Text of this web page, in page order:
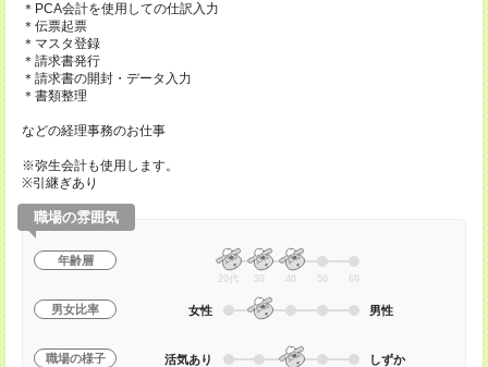
＊PCA会計を使用しての仕訳入力
＊伝票起票
＊マスタ登録
＊請求書発行
＊請求書の開封・データ入力
＊書類整理
などの経理事務のお仕事
※弥生会計も使用します。
※引継ぎあり
職場の雰囲気
年齢層
20代 30 40 50 60
男女比率 女性 男性
職場の様子 活気あり しずか